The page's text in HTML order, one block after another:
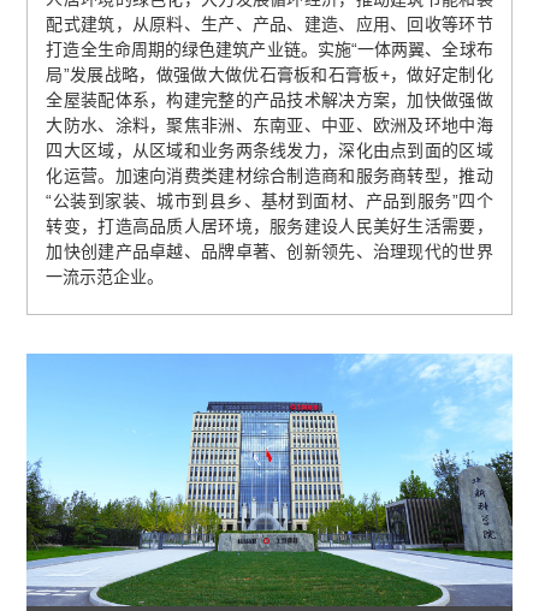
配式建筑，从原料、生产、产品、建造、应用、回收等环节
打造全生命周期的绿色建筑产业链。实施“一体两翼、全球布
局”发展战略，做强做大做优石膏板和石膏板+，做好定制化
全屋装配体系，构建完整的产品技术解决方案，加快做强做
大防水、涂料，聚焦非洲、东南亚、中亚、欧洲及环地中海
四大区域，从区域和业务两条线发力，深化由点到面的区域
化运营。加速向消费类建材综合制造商和服务商转型，推动
“公装到家装、城市到县乡、基材到面材、产品到服务”四个
转变，打造高品质人居环境，服务建设人民美好生活需要，
加快创建产品卓越、品牌卓著、创新领先、治理现代的世界
一流示范企业。